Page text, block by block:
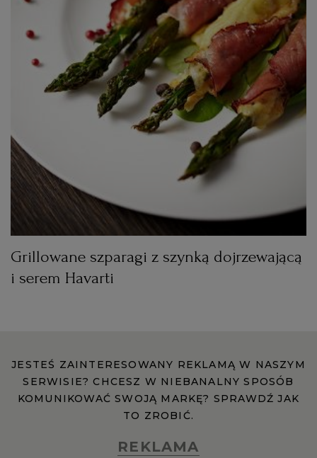
Grillowane szparagi z szynką dojrzewającą
i serem Havarti
JESTEŚ ZAINTERESOWANY REKLAMĄ W NASZYM
SERWISIE? CHCESZ W NIEBANALNY SPOSÓB
KOMUNIKOWAĆ SWOJĄ MARKĘ? SPRAWDŹ JAK
TO ZROBIĆ.
REKLAMA